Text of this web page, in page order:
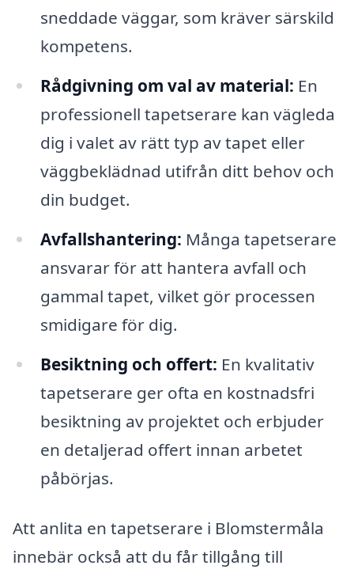
sneddade väggar, som kräver särskild
kompetens.
Rådgivning om val av material: En
professionell tapetserare kan vägleda
dig i valet av rätt typ av tapet eller
väggbeklädnad utifrån ditt behov och
din budget.
Avfallshantering: Många tapetserare
ansvarar för att hantera avfall och
gammal tapet, vilket gör processen
smidigare för dig.
Besiktning och offert: En kvalitativ
tapetserare ger ofta en kostnadsfri
besiktning av projektet och erbjuder
en detaljerad offert innan arbetet
påbörjas.
Att anlita en tapetserare i Blomstermåla
innebär också att du får tillgång till